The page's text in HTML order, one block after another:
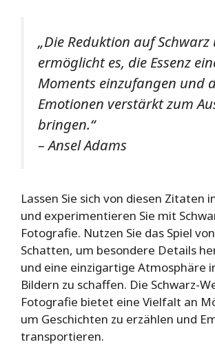
„Die Reduktion auf Schwarz
ermöglicht es, die Essenz
Moments einzufangen und
Emotionen verstärkt zum
bringen.“
– Ansel Adams
Lassen Sie sich von diesen Zitaten
und experimentieren Sie mit
Fotografie. Nutzen Sie das Spiel
Schatten, um besondere Details
und eine einzigartige Atmosphäre
Bildern zu schaffen. Die Schwarz-
Fotografie bietet eine Vielfalt an
um Geschichten zu erzählen und
transportieren.